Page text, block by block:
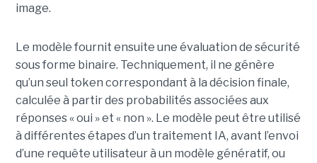
image.
Le modèle fournit ensuite une évaluation de sécurité
sous forme binaire. Techniquement, il ne génère
qu’un seul token correspondant à la décision finale,
calculée à partir des probabilités associées aux
réponses « oui » et « non ». Le modèle peut être utilisé
à différentes étapes d’un traitement IA, avant l’envoi
d’une requête utilisateur à un modèle génératif, ou